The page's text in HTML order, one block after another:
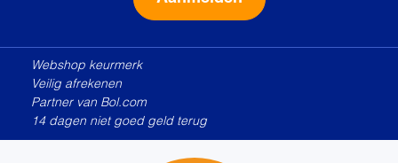
Webshop keurmerk
Veilig afrekenen
Partner van Bol.com
14 dagen niet goed geld terug